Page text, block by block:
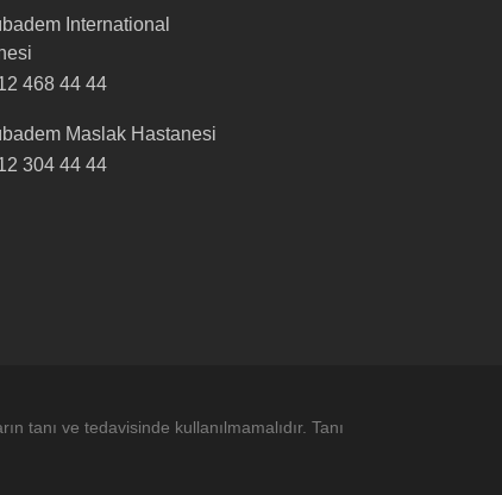
International
468 44 44
Maslak Hastanesi
304 44 44
tanı ve tedavisinde kullanılmamalıdır. Tanı